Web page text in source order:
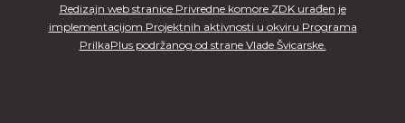
Redizajn web stranice Privredne komore ZDK urađen je
implementacijom Projektnih aktivnosti u okviru Programa
PrilkaPlus podržanog od strane Vlade Švicarske.